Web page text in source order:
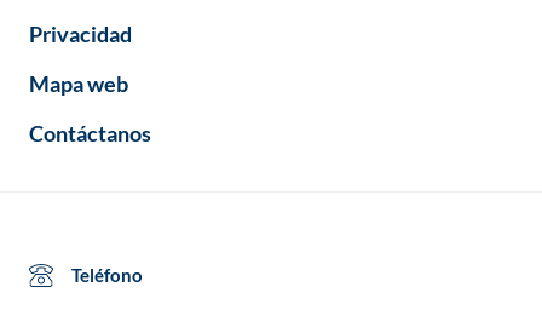
Privacidad
Mapa web
Contáctanos
Teléfono